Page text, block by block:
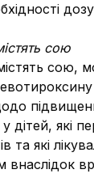
сою
сою,
дітей, які
та які
внаслідок